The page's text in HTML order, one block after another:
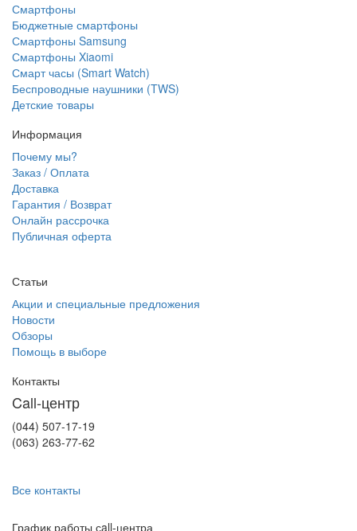
Смартфоны
Бюджетные смартфоны
Смартфоны Samsung
Смартфоны Xiaomi
Смарт часы (Smart Watch)
Беспроводные наушники (TWS)
Детские товары
Информация
Почему мы?
Заказ / Оплата
Доставка
Гарантия / Возврат
Онлайн рассрочка
Публичная оферта
Статьи
Акции и специальные предложения
Новости
Обзоры
Помощь в выборе
Контакты
Call-центр
(044) 507-17-19
(063) 263-77-62
Все контакты
График работы сall-центра